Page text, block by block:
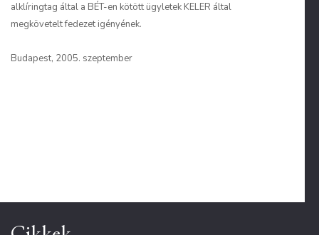
alklíringtag által a BÉT-en kötött ügyletek KELER által
megkövetelt fedezet igényének.
Budapest, 2005. szeptember